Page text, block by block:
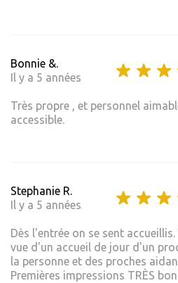
Bonnie &.
Il y a 5 années
Très propre , et personnel
accessible.
Stephanie R.
Il y a 5 années
Dès l'entrée on se sent
vue d'un accueil de jour d'un
la personne et des proches
Premières impressions TRÈS